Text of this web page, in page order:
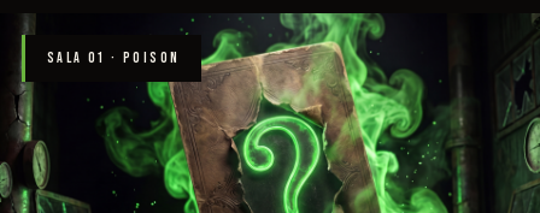
SALA 01 · POISON